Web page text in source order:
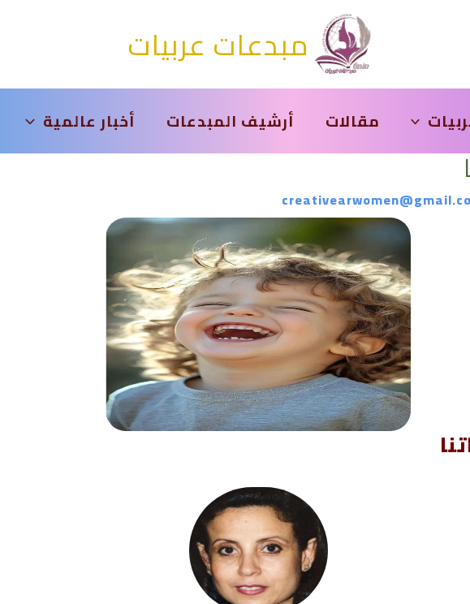
مبدعات عربيات
مقالات أرشيف المبدعات أخبار عالمية